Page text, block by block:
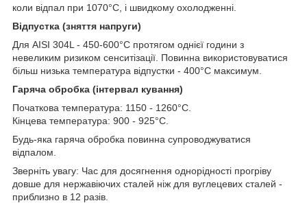
коли відпал при 1070°C, і швидкому охолодженні.
Відпустка (зняття напруги)
Для AISI 304L - 450-600°C протягом однієї години з
невеликим ризиком сенситізації. Повинна використовуватися
більш низька температура відпустки - 400°C максимум.
Гаряча обробка (інтервал кування)
Початкова температура: 1150 - 1260°C.
Кінцева температура: 900 - 925°C.
Будь-яка гаряча обробка повинна супроводжуватися
відпалом.
Зверніть увагу: Час для досягнення однорідності прогріву
довше для нержавіючих сталей ніж для вуглецевих сталей -
приблизно в 12 разів.